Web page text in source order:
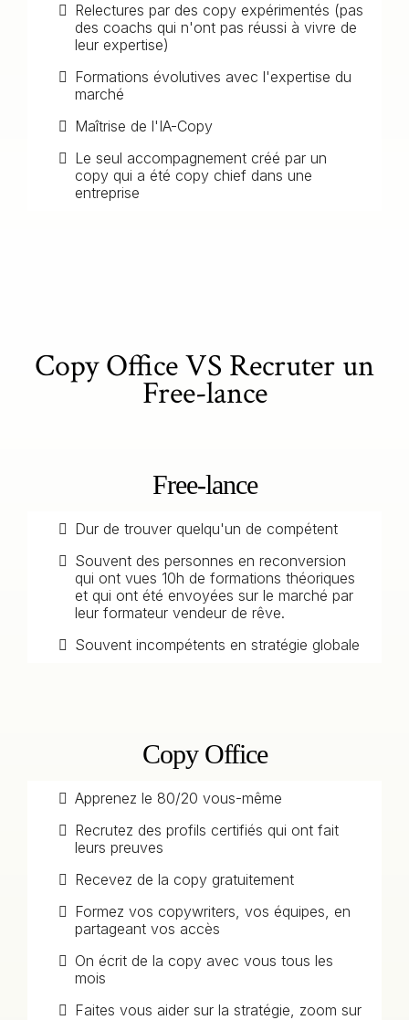
Relectures par des copy expérimentés (pas
des coachs qui n'ont pas réussi à vivre de
leur expertise)
Formations évolutives avec l'expertise du
marché
Maîtrise de l'IA-Copy
Le seul accompagnement créé par un
copy qui a été copy chief dans une
entreprise
Copy Office VS Recruter un
Free-lance
Free-lance
Dur de trouver quelqu'un de compétent
Souvent des personnes en reconversion
qui ont vues 10h de formations théoriques
et qui ont été envoyées sur le marché par
leur formateur vendeur de rêve.
Souvent incompétents en stratégie globale
Copy Office
Apprenez le 80/20 vous-même
Recrutez des profils certifiés qui ont fait
leurs preuves
Recevez de la copy gratuitement
Formez vos copywriters, vos équipes, en
partageant vos accès
On écrit de la copy avec vous tous les
mois
Faites vous aider sur la stratégie, zoom sur